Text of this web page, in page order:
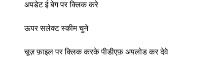
अपडेट ई बेग पर क्लिक करे
ऊपर सलेक्ट स्कीम चुने
चूज़ फ़ाइल पर क्लिक करके पीडीएफ़ अपलोड कर देवे